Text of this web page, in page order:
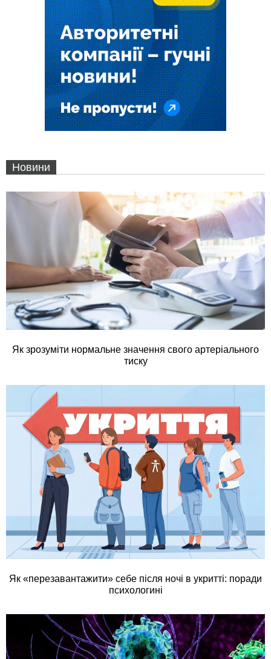
Новини
Як зрозуміти нормальне значення свого артеріального
тиску
Як «перезавантажити» себе після ночі в укритті: поради
психологині